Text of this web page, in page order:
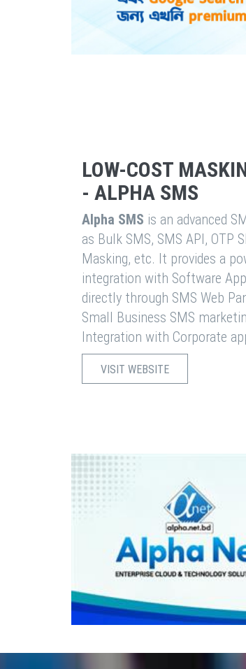
LOW-COST
- ALPHA SMS
Alpha SMS is an advanced
as Bulk SMS, SMS API, OTP
Masking, etc. It provides a
integration with Software
directly through SMS Web
Small Business SMS
Integration with Corporate
VISIT WEBSITE